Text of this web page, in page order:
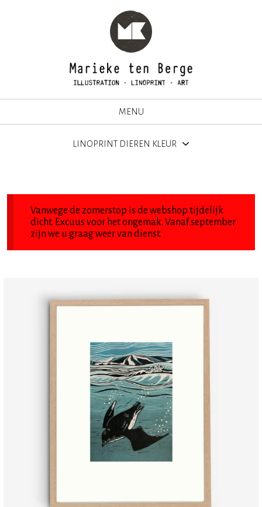
MENU
LINOPRINT DIEREN KLEUR
Vanwege de zomerstop is de webshop tijdelijk
dicht. Excuus voor het ongemak. Vanaf september
zijn we u graag weer van dienst.